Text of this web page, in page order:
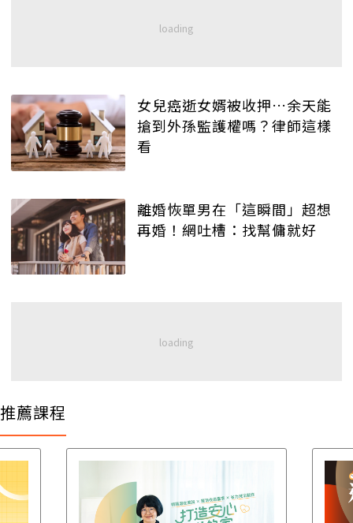
女兒癌逝女婿被收押…余天能
搶到外孫監護權嗎？律師這樣
看
離婚恢單男在「這瞬間」超想
再婚！網吐槽：找幫傭就好
推薦課程